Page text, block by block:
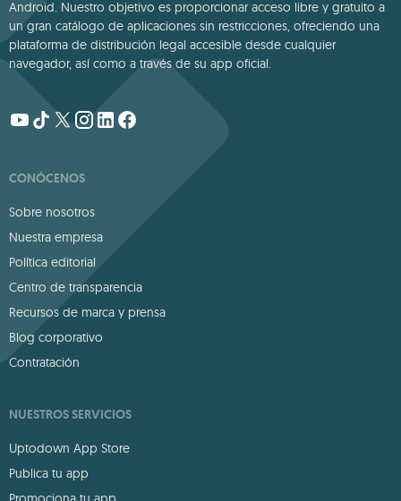
Android. Nuestro objetivo es proporcionar acceso libre y gratuito a
un gran catálogo de aplicaciones sin restricciones, ofreciendo una
plataforma de distribución legal accesible desde cualquier
navegador, así como a través de su app oficial.
CONÓCENOS
Sobre nosotros
Nuestra empresa
Política editorial
Centro de transparencia
Recursos de marca y prensa
Blog corporativo
Contratación
NUESTROS SERVICIOS
Uptodown App Store
Publica tu app